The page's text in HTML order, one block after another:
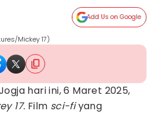
Add Us on Google
Mickey 17)
hari ini, 6 Maret 2025,
17. Film sci-fiyang